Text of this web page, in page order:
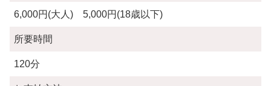
6,000円(大人) 5,000円(18歳以下)
所要時間
120分